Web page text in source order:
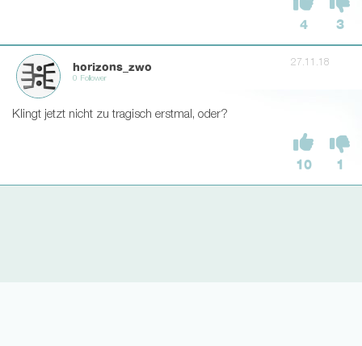
4 3
horizons_zwo
0 Follower
27.11.18
Klingt jetzt nicht zu tragisch erstmal, oder?
10 1